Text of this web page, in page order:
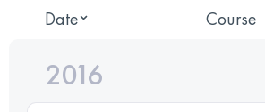
Date Course
2016